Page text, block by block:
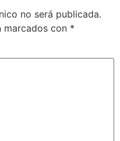
no será publicada.
marcados con *